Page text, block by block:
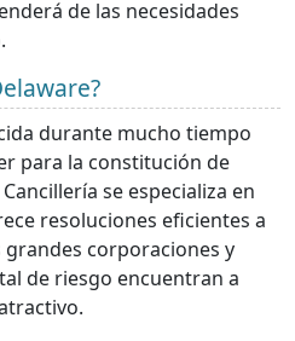
de las necesidades
durante mucho tiempo
para la constitución de
se especializa en
resoluciones eficientes a
grandes corporaciones y
de riesgo encuentran a